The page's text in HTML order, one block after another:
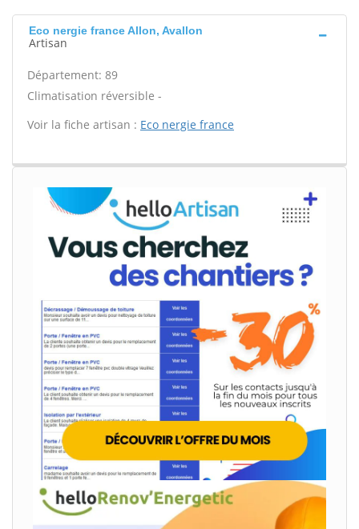
Eco nergie france Allon, Avallon
Artisan
Département: 89
Climatisation réversible -
Voir la fiche artisan : Eco nergie france